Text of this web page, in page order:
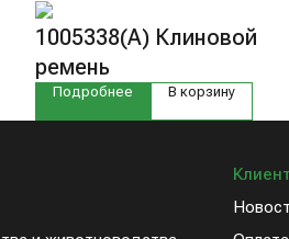
1005338(А) Клиновой
ремень
Подробнее В корзину